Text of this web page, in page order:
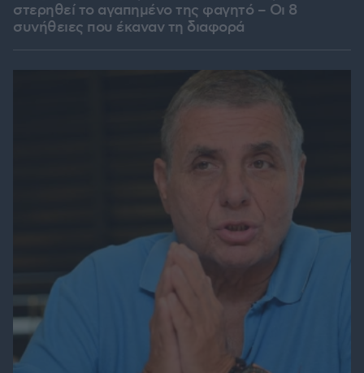
στερηθεί το αγαπημένο της φαγητό – Οι 8
συνήθειες που έκαναν τη διαφορά